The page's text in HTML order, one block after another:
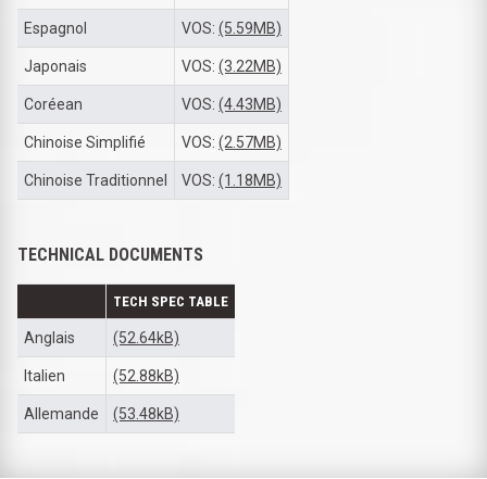
Espagnol VOS: (5.59MB)
Japonais VOS: (3.22MB)
Coréean VOS: (4.43MB)
Chinoise Simplifié VOS: (2.57MB)
Chinoise Traditionnel VOS: (1.18MB)
TECHNICAL DOCUMENTS
TECH SPEC TABLE
Anglais (52.64kB)
Italien (52.88kB)
Allemande (53.48kB)